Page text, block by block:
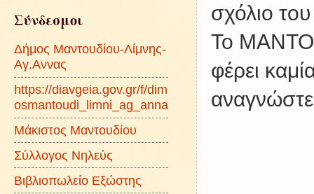
σχόλιο
Το
φέρει
Σύνδεσμοι
Δήμος Μαντουδίου-Λίμνης-
Αγ.Αννας
https://diavgeia.gov.gr/f/dim
osmantoudi_limni_ag_anna
Μάκιστος Μαντουδίου
Σύλλογος Νηλεύς
Βιβλιοπωλείο Εξώστης